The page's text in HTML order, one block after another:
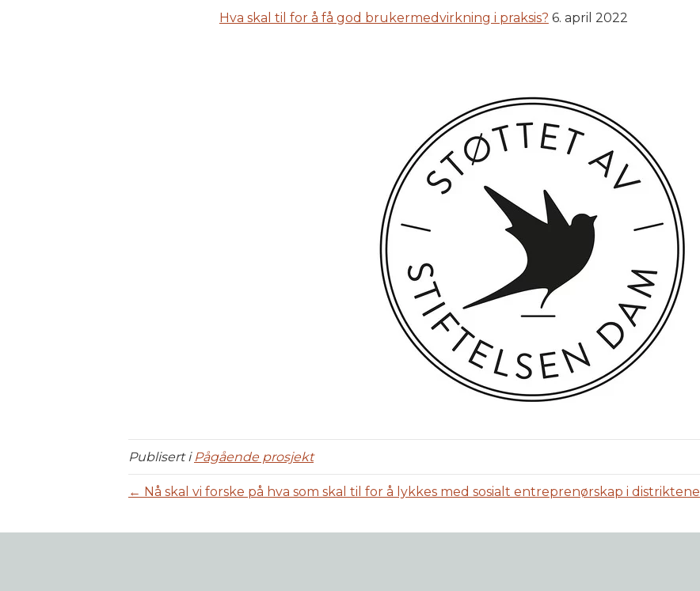
Hva skal til for å få god brukermedvirkning i praksis? 6. april 2022
Publisert i Pågående prosjekt
← Nå skal vi forske på hva som skal til for å lykkes med sosialt entreprenørskap i distriktene